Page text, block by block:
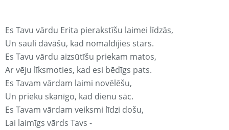
Es Tavu vārdu Erita pierakstīšu laimei līdzās,
Un sauli dāvāšu, kad nomaldījies stars.
Es Tavu vārdu aizsūtīšu priekam matos,
Ar vēju līksmoties, kad esi bēdīgs pats.
Es Tavam vārdam laimi novēlēšu,
Un prieku skanīgo, kad dienu sāc.
Es Tavam vārdam veiksmi līdzi došu,
Lai laimīgs vārds Tavs -